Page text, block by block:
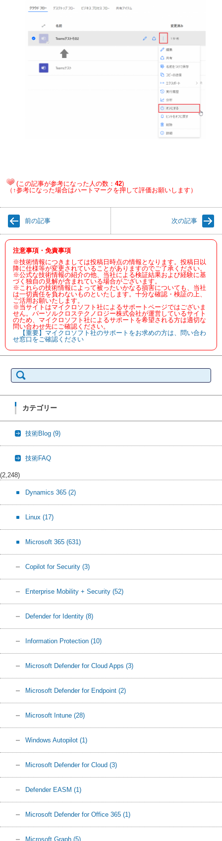
(この記事が参考になった人の数： 42)
（↑参考になった場合はハートマークを押して評価お願いします）
前の記事 次の記事
注意事項・免責事項
※技術情報につきましては投稿日時点の情報となります。投稿日以
降に仕様等が変更されていることがありますのでご了承ください。
※公式な技術情報の紹介の他、当社による検証結果および経験に基
づく独自の見解が含まれている場合がございます。
※これらの技術情報によって被ったいかなる損害についても、当社
は一切責任を負わないものといたします。十分な確認・検証の上、
ご活用お願いたします。
※当サイトはマイクロソフト社によるサポートページではございま
せん。パーソルクロステクノロジー株式会社が運営しているサイト
のため、マイクロソフト社によるサポートを希望される方は適切な
問い合わせ先にご確認ください。
【重要】マイクロソフト社のサポートをお求めの方は、問い合わ
せ窓口をご確認ください
索:
カテゴリー
技術Blog (9)
技術FAQ
(2,248)
Dynamics 365 (2)
Linux (17)
Microsoft 365 (631)
Copilot for Security (3)
Enterprise Mobility + Security (52)
Defender for Identity (8)
Information Protection (10)
Microsoft Defender for Cloud Apps (3)
Microsoft Defender for Endpoint (2)
Microsoft Intune (28)
Windows Autopilot (1)
Microsoft Defender for Cloud (3)
Defender EASM (1)
Microsoft Defender for Office 365 (1)
Microsoft Graph (5)